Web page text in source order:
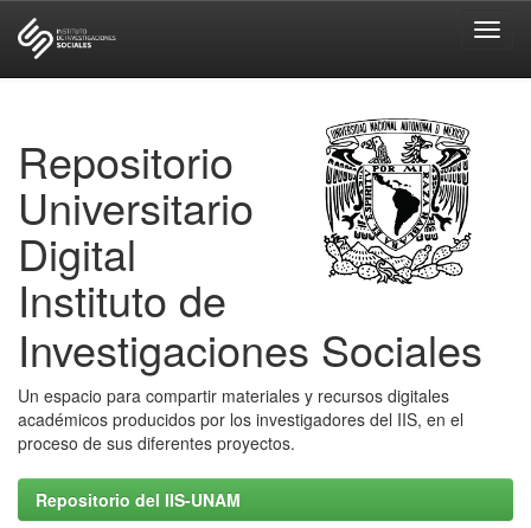
Repositorio
Universitario
Digital
Instituto de
Investigaciones Sociales
Un espacio para compartir materiales y recursos digitales
académicos producidos por los investigadores del IIS, en el
proceso de sus diferentes proyectos.
Repositorio del IIS-UNAM